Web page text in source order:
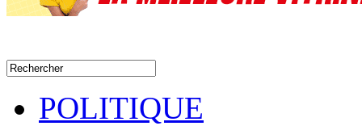
POLITIQUE